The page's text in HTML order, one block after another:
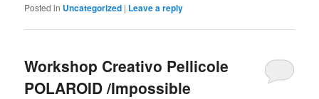
Posted in Uncategorized | Leave a reply
Workshop Creativo Pellicole
POLAROID /Impossible